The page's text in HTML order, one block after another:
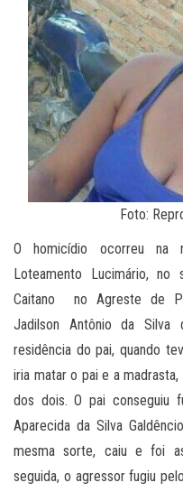
Foto:
O homicídio ocorreu na
Loteamento Lucimário,
Caitano no Agreste de
Jadilson Antônio da
residência do pai, quando
iria matar o pai e a
dos dois. O pai conseguiu
Aparecida da Silva
mesma sorte, caiu e foi
seguida, o agressor fugiu